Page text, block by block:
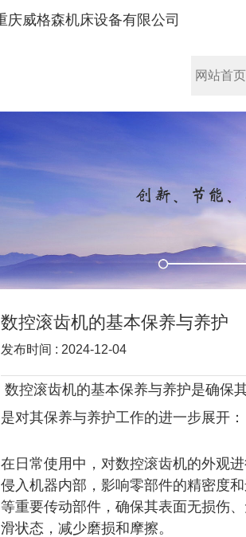
网站首页
数控滚齿机的基本保养与养护
发布时间 : 2024-12-04
数控滚齿机的基本保养与养护是确保
是对其保养与养护工作的进一步展开：
在日常使用中，对数控滚齿机的外观
侵入机器内部，影响零部件的精密度
等重要传动部件，确保其表面无损伤
滑状态，减少磨损和摩擦。